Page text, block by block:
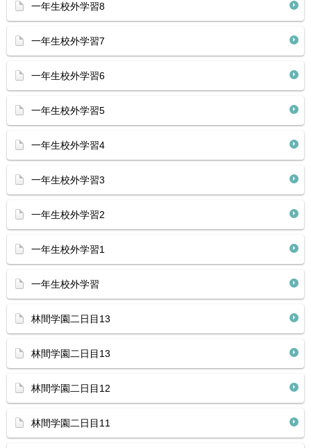
一年生校外学習8
一年生校外学習7
一年生校外学習6
一年生校外学習5
一年生校外学習4
一年生校外学習3
一年生校外学習2
一年生校外学習1
一年生校外学習
林間学園二日目13
林間学園二日目13
林間学園二日目12
林間学園二日目11